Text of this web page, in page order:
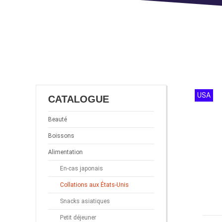
CATALOGUE
Beauté
Boissons
Alimentation
En-cas japonais
Collations aux États-Unis
Snacks asiatiques
Petit déjeuner
USA